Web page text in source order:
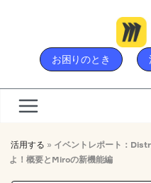
content
お困りのとき
活用する » イベントレポート：
よ！概要とMiroの新機能編